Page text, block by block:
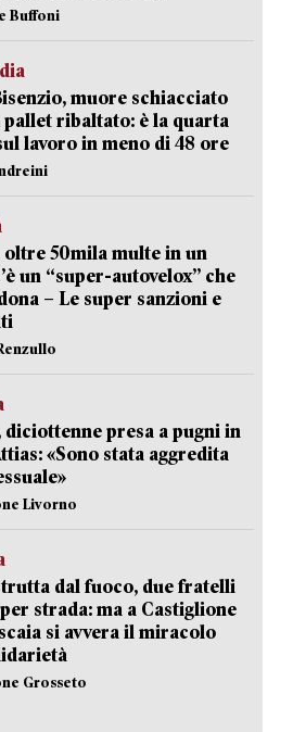
Buffoni
muore schiacciato
pallet ribaltato: è la quarta
lavoro in meno di 48 ore
50mila multe in un
un “super-autovelox” che
– Le super sanzioni e
presa a pugni in
«Sono stata aggredita
Livorno
dal fuoco, due fratelli
strada: ma a Castiglione
si avvera il miracolo
Grosseto